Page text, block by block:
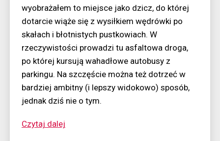
wyobrażałem to miejsce jako dzicz, do której
dotarcie wiąże się z wysiłkiem wędrówki po
skałach i błotnistych pustkowiach. W
rzeczywistości prowadzi tu asfaltowa droga,
po której kursują wahadłowe autobusy z
parkingu. Na szczęście można też dotrzeć w
bardziej ambitny (i lepszy widokowo) sposób,
jednak dziś nie o tym.
Czytaj dalej